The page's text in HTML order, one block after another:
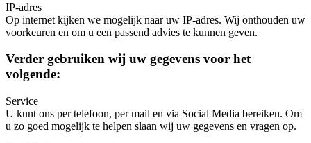
IP-adres
Op internet kijken we mogelijk naar uw IP-adres. Wij onthouden uw
voorkeuren en om u een passend advies te kunnen geven.
Verder gebruiken wij uw gegevens voor het
volgende:
Service
U kunt ons per telefoon, per mail en via Social Media bereiken. Om
u zo goed mogelijk te helpen slaan wij uw gegevens en vragen op.